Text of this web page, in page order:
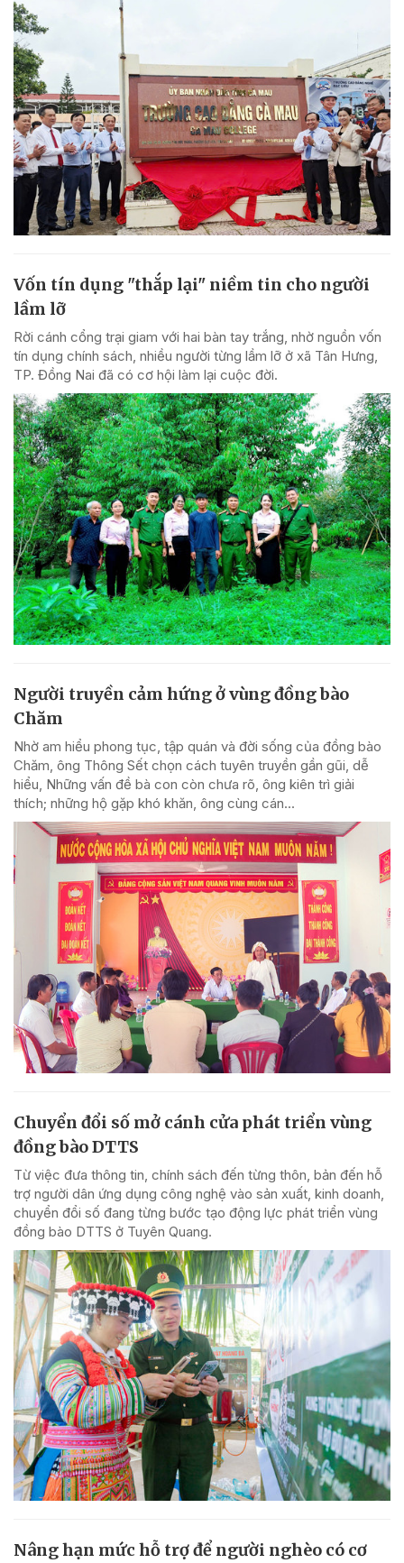
Vốn tín dụng "thắp lại" niềm tin cho người
lầm lỡ
Rời cánh cổng trại giam với hai bàn tay trắng, nhờ nguồn vốn
tín dụng chính sách, nhiều người từng lầm lỡ ở xã Tân Hưng,
TP. Đồng Nai đã có cơ hội làm lại cuộc đời.
Người truyền cảm hứng ở vùng đồng bào
Chăm
Nhờ am hiểu phong tục, tập quán và đời sống của đồng bào
Chăm, ông Thông Sết chọn cách tuyên truyền gần gũi, dễ
hiểu, Những vấn đề bà con còn chưa rõ, ông kiên trì giải
thích; những hộ gặp khó khăn, ông cùng cán...
Chuyển đổi số mở cánh cửa phát triển vùng
đồng bào DTTS
Từ việc đưa thông tin, chính sách đến từng thôn, bản đến hỗ
trợ người dân ứng dụng công nghệ vào sản xuất, kinh doanh,
chuyển đổi số đang từng bước tạo động lực phát triển vùng
đồng bào DTTS ở Tuyên Quang.
Nâng hạn mức hỗ trợ để người nghèo có cơ